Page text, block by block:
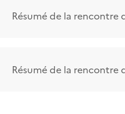
Résumé de la rencontre
Résumé de la rencontre